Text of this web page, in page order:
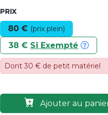
PRIX
80 € (prix plein)
38 € Si Exempté
Dont 30 € de petit matériel
Ajouter au